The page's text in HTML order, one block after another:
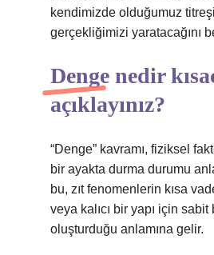
kendimizde olduğumuz
gerçekliğimizi yaratacağını
Denge nedir
açıklayınız?
“Denge” kavramı, fiziksel
bir ayakta durma durumu
bu, zıt fenomenlerin kısa
veya kalıcı bir yapı için sabit
oluşturduğu anlamına gelir.